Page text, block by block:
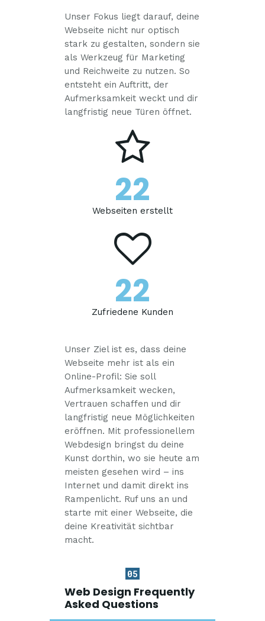
Unser Fokus liegt darauf, deine
Webseite nicht nur optisch
stark zu gestalten, sondern sie
als Werkzeug für Marketing
und Reichweite zu nutzen. So
entsteht ein Auftritt, der
Aufmerksamkeit weckt und dir
langfristig neue Türen öffnet.
22
Webseiten erstellt
22
Zufriedene Kunden
Unser Ziel ist es, dass deine
Webseite mehr ist als ein
Online-Profil: Sie soll
Aufmerksamkeit wecken,
Vertrauen schaffen und dir
langfristig neue Möglichkeiten
eröffnen. Mit professionellem
Webdesign bringst du deine
Kunst dorthin, wo sie heute am
meisten gesehen wird – ins
Internet und damit direkt ins
Rampenlicht. Ruf uns an und
starte mit einer Webseite, die
deine Kreativität sichtbar
macht.
05
Web Design Frequently
Asked Questions